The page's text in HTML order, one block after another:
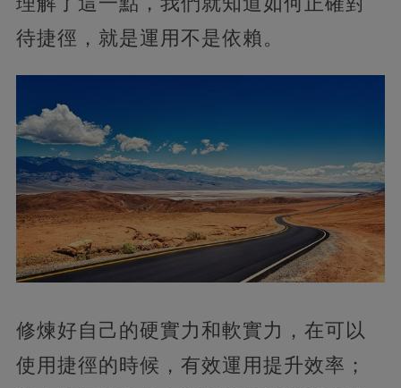
待捷徑，就是運用不是依賴。
修煉好自己的硬實力和軟實力，在可以
使用捷徑的時候，有效運用提升效率；